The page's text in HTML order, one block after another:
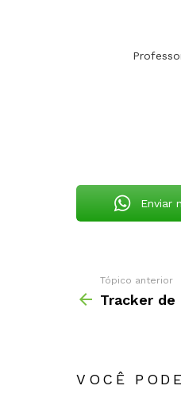
Enviar
Tópico anterior
Tracker de
VOCÊ